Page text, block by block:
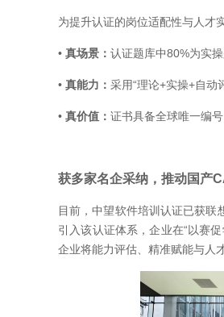
为提升认证的岗位适配性与人才
• 真场景： 认证题库中80%为实
• 真能力： 采用“理论+实操+自动
• 真价值： 证书具备全球唯一编
获多家名企采纳，推动国产
目前，中望软件培训认证已获联
引入该认证体系，企业在“以赛
企业将能力评估、精准赋能与人